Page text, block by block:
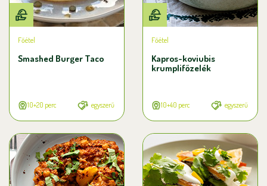
Főétel
Smashed Burger Taco
10+20 perc egyszerű
Főétel
Kapros-koviubis
krumplifőzelék
10+40 perc egyszerű